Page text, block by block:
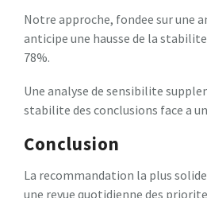
Notre approche, fondee sur une
anticipe une hausse de la
78%.
Une analyse de sensibilite
stabilite des conclusions face a
Conclusion
La recommandation la plus
une revue quotidienne des